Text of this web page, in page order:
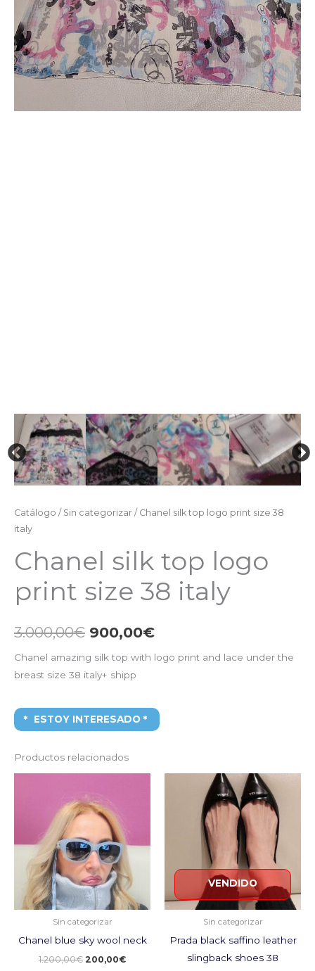
Catálogo / Sin categorizar / Chanel silk top logo print size 38
italy
Chanel silk top logo
print size 38 italy
3.000,00€ 900,00€
Chanel amazing silk top with logo print and lace under the
breast size 38 italy+ shipp
ESTOY INTERESADO
Productos relacionados
Sin categorizar
Chanel blue sky wool neck
1.200,00€
original
era:
1.200,00€.
200,00€
VENDIDO
Sin categorizar
Prada black saffino leather
slingback shoes 38
precio
original
era:
850,00€.
El
actual
es:
250,00€.